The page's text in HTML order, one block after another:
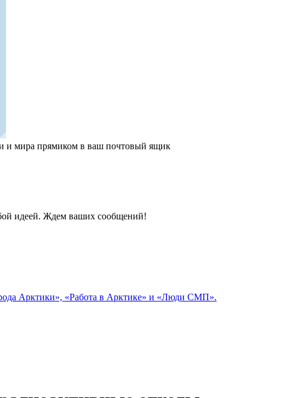
и мира прямиком в ваш почтовый ящик
идеей. Ждем ваших сообщений!
Арктики», «Работа в Арктике» и «Люди СМП».